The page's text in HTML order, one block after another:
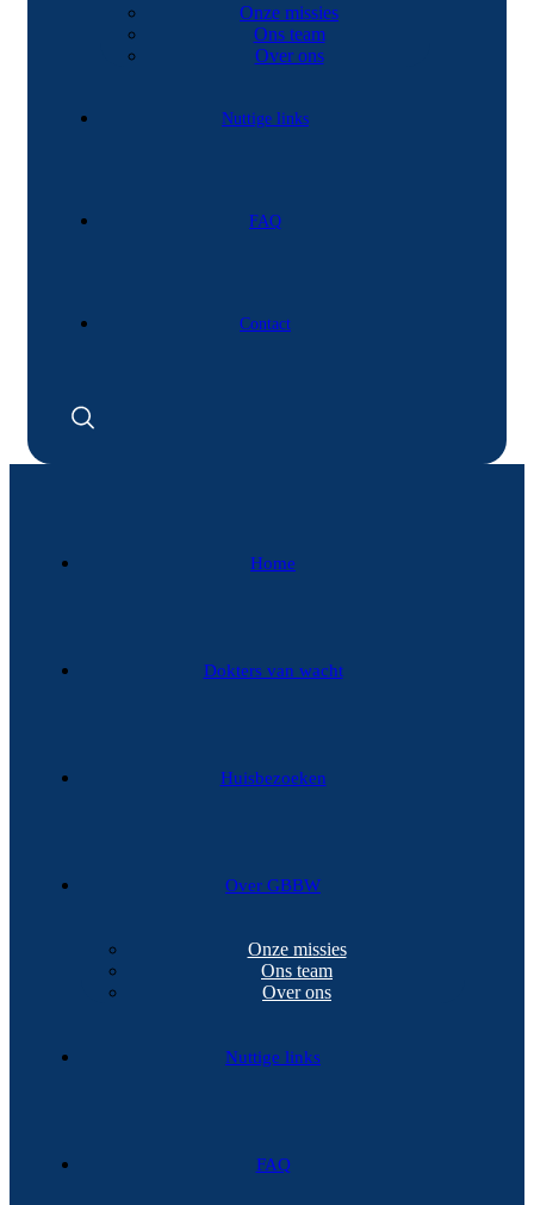
Onze missies
Ons team
Over ons
Nuttige links
FAQ
Contact
Home
Dokters van wacht
Huisbezoeken
Over GBBW
Onze missies
Ons team
Over ons
Nuttige links
FAQ